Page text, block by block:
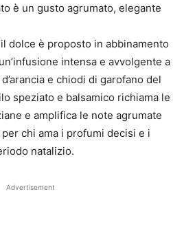
è un gusto agrumato, elegante
dolce è proposto in abbinamento
intensa e avvolgente a
e chiodi di garofano del
speziato e balsamico richiama le
e amplifica le note agrumate
chi ama i profumi decisi e i
natalizio.
Advertisement